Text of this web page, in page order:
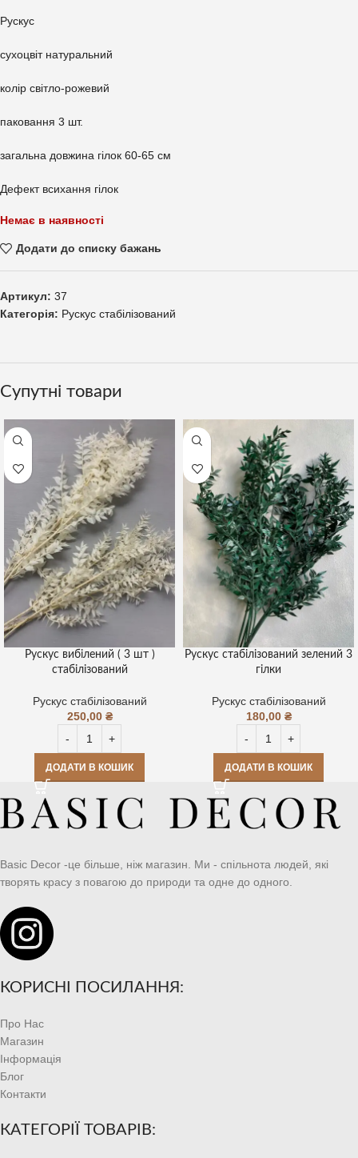
Рускус
сухоцвіт натуральний
колір світло-рожевий
паковання 3 шт.
загальна довжина гілок 60-65 см
Дефект всихання гілок
Немає в наявності
Додати до списку бажань
Артикул: 37
Категорія: Рускус стабілізований
Супутні товари
Рускус вибілений ( 3 шт )
стабілізований
Рускус стабілізований
250,00 ₴
ДОДАТИ В КОШИК
Рускус стабілізований зелений 3
гілки
Рускус стабілізований
180,00 ₴
ДОДАТИ В КОШИК
Basic Decor -це більше, ніж магазин. Ми - спільнота людей, які
творять красу з повагою до природи та одне до одного.
КОРИСНІ ПОСИЛАННЯ:
Про Нас
Магазин
Інформація
Блог
Контакти
КАТЕГОРІЇ ТОВАРІВ: